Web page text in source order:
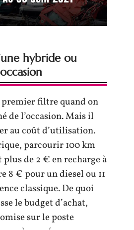
hybride ou
filtre quand on
de l’occasion. Mais il
au coût d’utilisation.
parcourir 100 km
de 2 € en recharge à
8 € pour un diesel ou 11
classique. De quoi
le budget d’achat,
sur le poste